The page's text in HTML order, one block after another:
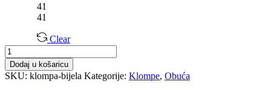
41
41
Clear
Ženska
Klompa
količina
Dodaj u košaricu
SKU: klompa-bijela Kategorije: Klompe, Obuća